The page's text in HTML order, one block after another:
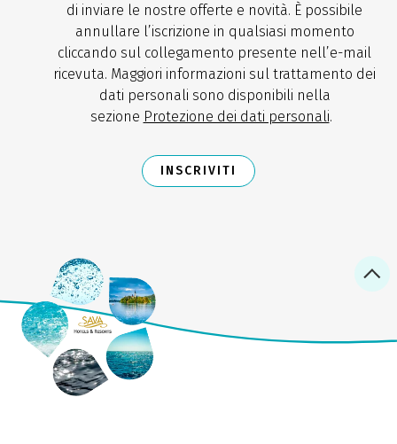
di inviare le nostre offerte e novità. È possibile
annullare l’iscrizione in qualsiasi momento
cliccando sul collegamento presente nell’e-mail
ricevuta. Maggiori informazioni sul trattamento dei
dati personali sono disponibili nella
sezione Protezione dei dati personali.
INSCRIVITI